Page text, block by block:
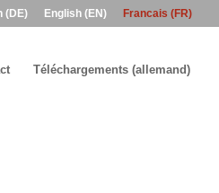
(DE) English (EN) Francais (FR)
Téléchargements (allemand)